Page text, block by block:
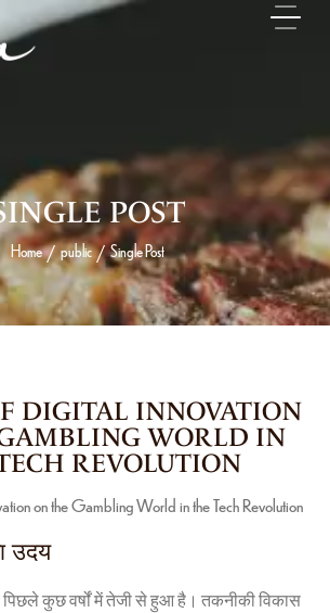
POST
Home / public / Single Post
DIGITAL INNOVATION
WORLD IN
REVOLUTION
on the Gambling World in the Tech Revolution
उदय
कुछ वर्षों में तेजी से हुआ है। तकनीकी विकास